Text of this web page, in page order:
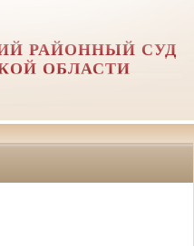
РАЙОННЫЙ СУД
ОБЛАСТИ